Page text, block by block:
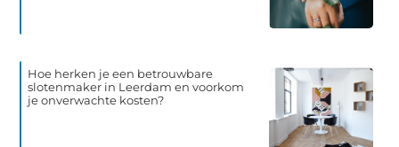
Hoe herken je een betrouwbare
slotenmaker in Leerdam en voorkom
je onverwachte kosten?